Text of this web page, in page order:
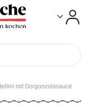
mit Gorgonzolasauce